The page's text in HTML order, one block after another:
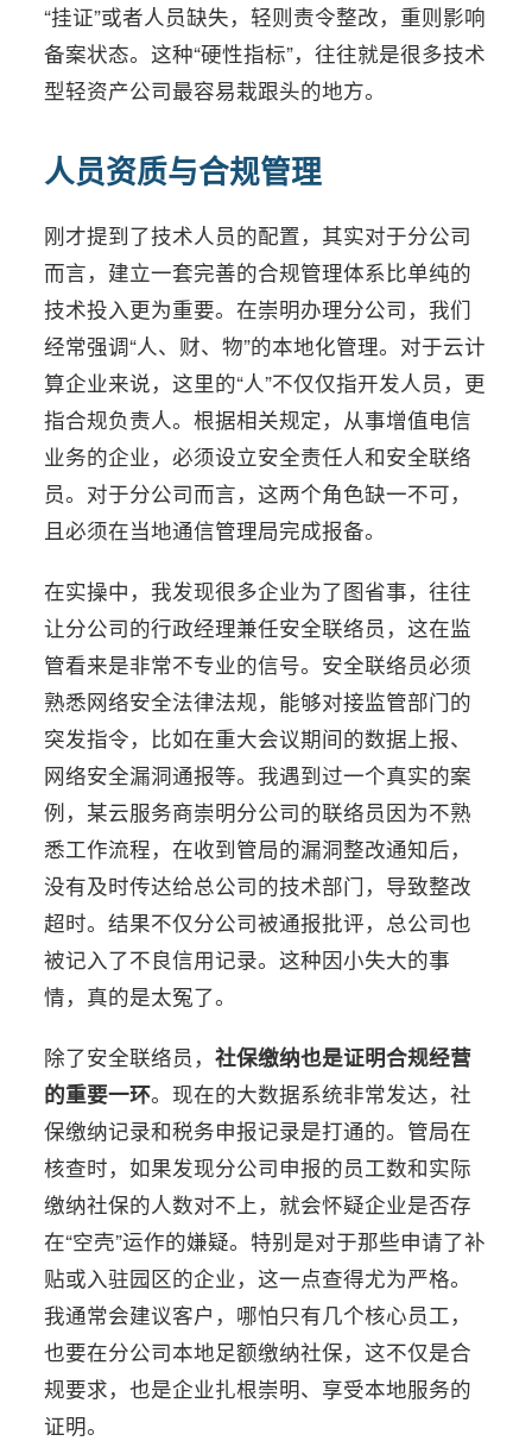
“挂证”或者人员缺失，轻则责令整改，重则影响
备案状态。这种“硬性指标”，往往就是很多技术
型轻资产公司最容易栽跟头的地方。
人员资质与合规管理
刚才提到了技术人员的配置，其实对于分公司
而言，建立一套完善的合规管理体系比单纯的
技术投入更为重要。在崇明办理分公司，我们
经常强调“人、财、物”的本地化管理。对于云计
算企业来说，这里的“人”不仅仅指开发人员，更
指合规负责人。根据相关规定，从事增值电信
业务的企业，必须设立安全责任人和安全联络
员。对于分公司而言，这两个角色缺一不可，
且必须在当地通信管理局完成报备。
在实操中，我发现很多企业为了图省事，往往
让分公司的行政经理兼任安全联络员，这在监
管看来是非常不专业的信号。安全联络员必须
熟悉网络安全法律法规，能够对接监管部门的
突发指令，比如在重大会议期间的数据上报、
网络安全漏洞通报等。我遇到过一个真实的案
例，某云服务商崇明分公司的联络员因为不熟
悉工作流程，在收到管局的漏洞整改通知后，
没有及时传达给总公司的技术部门，导致整改
超时。结果不仅分公司被通报批评，总公司也
被记入了不良信用记录。这种因小失大的事
情，真的是太冤了。
除了安全联络员，社保缴纳也是证明合规经营
的重要一环。现在的大数据系统非常发达，社
保缴纳记录和税务申报记录是打通的。管局在
核查时，如果发现分公司申报的员工数和实际
缴纳社保的人数对不上，就会怀疑企业是否存
在“空壳”运作的嫌疑。特别是对于那些申请了补
贴或入驻园区的企业，这一点查得尤为严格。
我通常会建议客户，哪怕只有几个核心员工，
也要在分公司本地足额缴纳社保，这不仅是合
规要求，也是企业扎根崇明、享受本地服务的
证明。